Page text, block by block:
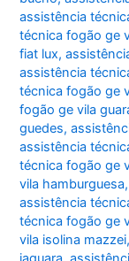
assistência
técnica fogão ge
fiat lux,
assistência
técnica fogão ge
fogão ge vila
guedes,
assistência
técnica fogão ge
vila hamburguesa
assistência
técnica fogão ge
vila isolina mazzei